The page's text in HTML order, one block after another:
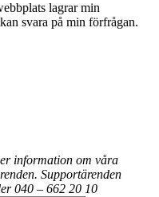
lagrar min
svara på min förfrågan.
information om våra
Supportärenden
040 – 662 20 10